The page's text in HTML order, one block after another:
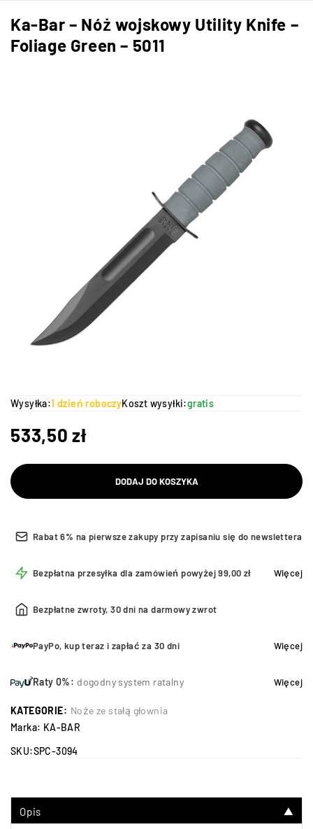
Ka-Bar – Nóż wojskowy Utility Knife –
Foliage Green – 5011
Wysyłka:1 dzień roboczyKoszt wysyłki:gratis
533,50zł
DODAJ DO KOSZYKA
Rabat 6% na pierwsze zakupy przy zapisaniu się do newslettera
Bezpłatna przesyłka dla zamówień powyżej 99,00 zł Więcej
Bezpłatne zwroty, 30 dni na darmowy zwrot
PayPo, kup teraz i zapłać za 30 dni Więcej
Raty 0%: dogodny system ratalny Więcej
KATEGORIE: Noże ze stałą głownia
Marka: KA-BAR
SKU:SPC-3094
Opis ▼